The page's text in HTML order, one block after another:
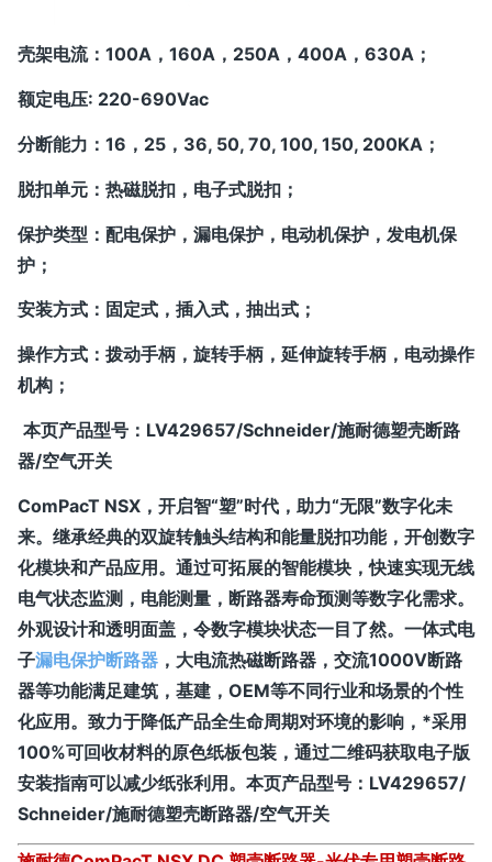
壳架电流：100A，160A，250A，400A，630A；
额定电压: 220-690Vac
分断能力：16，25，36, 50, 70, 100, 150, 200KA；
脱扣单元：热磁脱扣，电子式脱扣；
保护类型：配电保护，漏电保护，电动机保护，发电机保
护；
安装方式：固定式，插入式，抽出式；
操作方式：拨动手柄，旋转手柄，延伸旋转手柄，电动操作
机构；
本页产品型号： LV429657/Schneider/施耐德塑壳断路
器/空气开关
ComPacT NSX，开启智“塑”时代，助力“无限”数字化未
来。继承经典的双旋转触头结构和能量脱扣功能，开创数字
化模块和产品应用。通过可拓展的智能模块，快速实现无线
电气状态监测，电能测量，断路器寿命预测等数字化需求。
外观设计和透明面盖，令数字模块状态一目了然。一体式电
子漏电保护断路器 ，大电流热磁断路器，交流1000V断路
器等功能满足建筑，基建，OEM等不同行业和场景的个性
化应用。致力于降低产品全生命周期对环境的影响，*采用
100%可回收材料的原色纸板包装，通过二维码获取电子版
安装指南可以减少纸张利用。 本页产品型号： LV429657/
Schneider/施耐德塑壳断路器/空气开关